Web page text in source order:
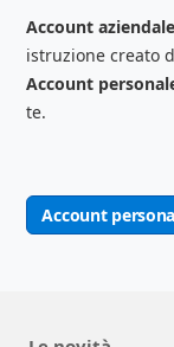
Account aziendale
istruzione creato
Account
te.
Account